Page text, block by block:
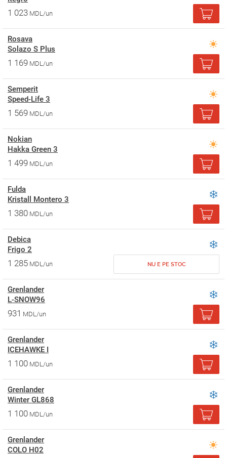
1 023 MDL/un
Rosava
Solazo S Plus
1 169 MDL/un
Semperit
Speed-Life 3
1 569 MDL/un
Nokian
Hakka Green 3
1 499 MDL/un
Fulda
Kristall Montero 3
1 380 MDL/un
Debica
Frigo 2
1 285 MDL/un NU E PE STOC
Grenlander
L-SNOW96
931 MDL/un
Grenlander
ICEHAWKE I
1 100 MDL/un
Grenlander
Winter GL868
1 100 MDL/un
Grenlander
COLO H02